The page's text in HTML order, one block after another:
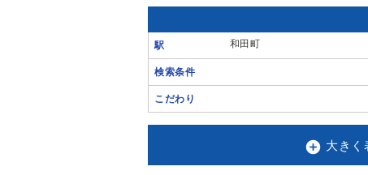
駅 和田町
検索条件
こだわり
 大きく